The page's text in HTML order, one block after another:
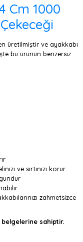
Cm 1000
üretilmiştir ve ayakkabı
bu ürünün benzersiz
ve sırtınızı korur
zahmetsizce
sahiptir.